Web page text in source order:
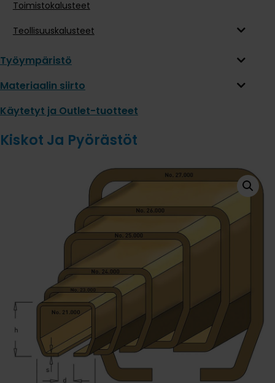
Toimistokalusteet
Teollisuuskalusteet
Työympäristö
Materiaalin siirto
Käytetyt ja Outlet-tuotteet
Kiskot Ja Pyörästöt